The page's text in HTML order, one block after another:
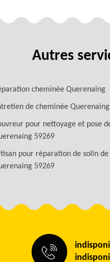
Autres
cheminée Querenaing
de cheminée Querenaing
pour nettoyage et pose
59269
pour réparation de solin
59269